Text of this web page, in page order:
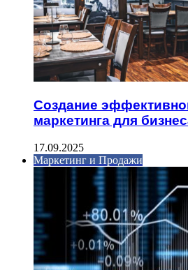
Создание
маркетинга для
17.09.2025
Маркетинг и Продажи